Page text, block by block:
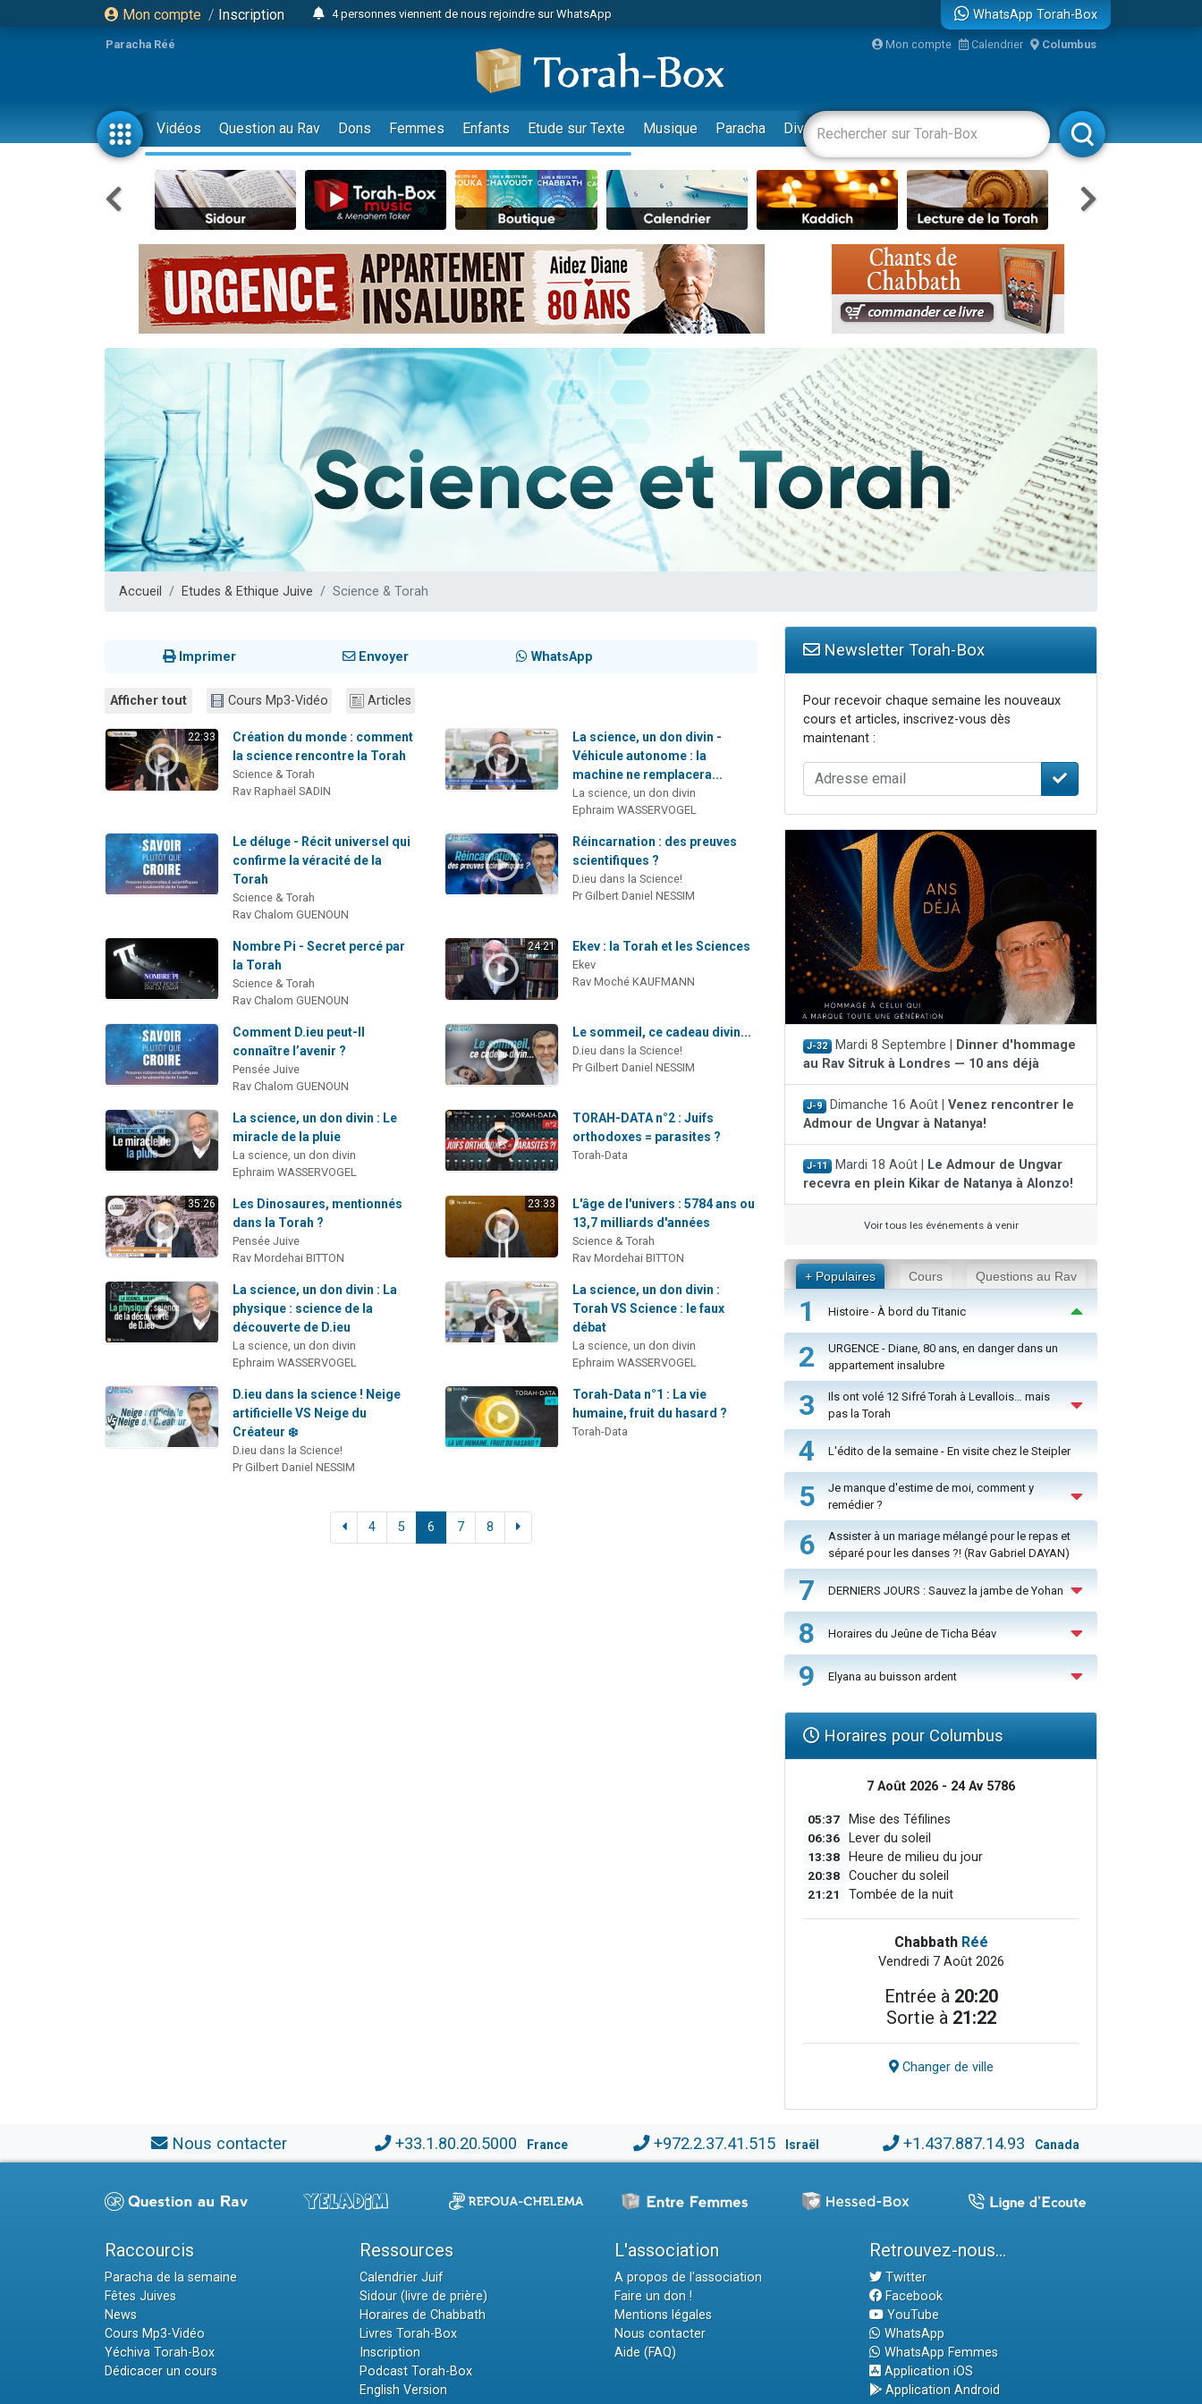
Mon compte / Inscription
4 personnes viennent de nous rejoindre sur WhatsApp
Odaya vient de donner son Maasser
3 personnes viennent de faire un don pour 5 jours de vacances aux Orphelins
3 personnes viennent de faire un don pour Diane, 80 ans, dans un appartement insalubre
13 personnes viennent de demander une bénédiction
2 personnes viennent de nous rejoindre sur WhatsApp
30 personnes viennent de faire un don pour Sauvez la jambe de Yohan
Il reste 49 places pour étudier en groupe sur Zoom
12 nouvelles musiques dans Torah-Box Music
3 personnes viennent de nous rejoindre sur WhatsApp
2 personnes viennent de nous rejoindre sur WhatsApp
3 personnes viennent de nous rejoindre sur WhatsApp
2 nouvelles musiques dans Torah-Box Music
8 personnes viennent de faire un don pour Tsédaka : pauvres d'Israel
Nouvelle émission radio : Visions de grandeur n°104 : Le Chabbath et le Birkat Hamazone à travers le temps
61 personnes viennent de demander une bénédiction
Ariel vient de donner son Maasser
Il reste 49 places pour étudier en groupe sur Zoom
Eva vient de donner son Maasser
WhatsApp Torah-Box
Paracha Réé Mon compte Calendrier Columbus
Vidéos Question au Rav Dons Femmes Enfants Etude sur Texte Musique Paracha Divertissements Livres Rabbanim
Accueil Etudes & Ethique Juive Science & Torah
Imprimer Envoyer WhatsApp
Afficher tout Cours Mp3-Vidéo Articles
22:33
Création du monde : comment
la science rencontre la Torah
Science & Torah
Rav Raphaël SADIN
La science, un don divin -
Véhicule autonome : la
machine ne remplacera...
La science, un don divin
Ephraim WASSERVOGEL
Le déluge - Récit universel qui
confirme la véracité de la
Torah
Science & Torah
Rav Chalom GUENOUN
Réincarnation : des preuves
scientifiques ?
D.ieu dans la Science!
Pr Gilbert Daniel NESSIM
Nombre Pi - Secret percé par
la Torah
Science & Torah
Rav Chalom GUENOUN
24:21 Ekev : la Torah et les Sciences
Ekev
Rav Moché KAUFMANN
Comment D.ieu peut-Il
connaître l’avenir ?
Pensée Juive
Rav Chalom GUENOUN
Le sommeil, ce cadeau divin...
D.ieu dans la Science!
Pr Gilbert Daniel NESSIM
La science, un don divin : Le
miracle de la pluie
La science, un don divin
Ephraim WASSERVOGEL
TORAH-DATA n°2 : Juifs
orthodoxes = parasites ?
Torah-Data
35:26
Les Dinosaures, mentionnés
dans la Torah ?
Pensée Juive
Rav Mordehai BITTON
23:33
L'âge de l'univers : 5784 ans ou
13,7 milliards d'années
Science & Torah
Rav Mordehai BITTON
La science, un don divin : La
physique : science de la
découverte de D.ieu
La science, un don divin
Ephraim WASSERVOGEL
La science, un don divin :
Torah VS Science : le faux
débat
La science, un don divin
Ephraim WASSERVOGEL
D.ieu dans la science ! Neige
artificielle VS Neige du
Créateur ❄️
D.ieu dans la Science!
Pr Gilbert Daniel NESSIM
Torah-Data n°1 : La vie
humaine, fruit du hasard ?
Torah-Data
4 5 6 7 8
Newsletter Torah-Box
Pour recevoir chaque semaine les nouveaux
cours et articles, inscrivez-vous dès
maintenant :
J-32 Mardi 8 Septembre |
Dinner d'hommage
au Rav Sitruk à Londres — 10 ans déjà
J-9 Dimanche 16 Août | Venez rencontrer le
Admour de Ungvar à Natanya!
J-11 Mardi 18 Août |
Le Admour de Ungvar
recevra en plein Kikar de Natanya à Alonzo!
Voir tous les événements à venir
+ Populaires Cours Questions au Rav
1 Histoire - À bord du Titanic
2
URGENCE - Diane, 80 ans, en danger dans un
appartement insalubre
3
Ils ont volé 12 Sifré Torah à Levallois… mais
pas la Torah
4 L'édito de la semaine - En visite chez le Steipler
5
Je manque d'estime de moi, comment y
remédier ?
6
Assister à un mariage mélangé pour le repas et
séparé pour les danses ?! (Rav Gabriel DAYAN)
7 DERNIERS JOURS : Sauvez la jambe de Yohan
8 Horaires du Jeûne de Ticha Béav
9 Elyana au buisson ardent
Horaires pour Columbus
7 Août 2026 - 24 Av 5786
05:37 Mise des Téfilines
06:36 Lever du soleil
13:38 Heure de milieu du jour
20:38 Coucher du soleil
21:21 Tombée de la nuit
Chabbath Réé
Vendredi 7 Août 2026
Entrée à 20:20
Sortie à 21:22
Changer de ville
Nous contacter +33.1.80.20.5000 France +972.2.37.41.515 Israël +1.437.887.14.93 Canada
Raccourcis
Paracha de la semaine
Fêtes Juives
News
Cours Mp3-Vidéo
Yéchiva Torah-Box
Dédicacer un cours
Ressources
Calendrier Juif
Sidour (livre de prière)
Horaires de Chabbath
Livres Torah-Box
Inscription
Podcast Torah-Box
English Version
L'association
A propos de l'association
Faire un don !
Mentions légales
Nous contacter
Aide (FAQ)
Retrouvez-nous...
Twitter
Facebook
YouTube
WhatsApp
WhatsApp Femmes
Application iOS
Application Android